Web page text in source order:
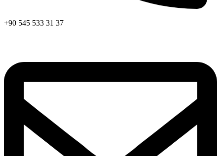
+90 545 533 31 37